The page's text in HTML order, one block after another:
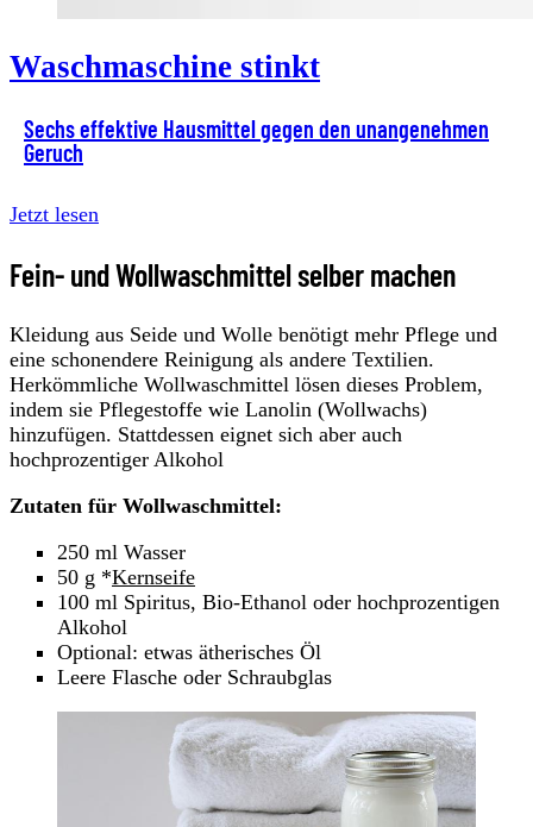
Waschmaschine stinkt
Sechs effektive Hausmittel gegen den unangenehmen
Geruch
Jetzt lesen
Fein- und Wollwaschmittel selber machen
Kleidung aus Seide und Wolle benötigt mehr Pflege und
eine schonendere Reinigung als andere Textilien.
Herkömmliche Wollwaschmittel lösen dieses Problem,
indem sie Pflegestoffe wie Lanolin (Wollwachs)
hinzufügen. Stattdessen eignet sich aber auch
hochprozentiger Alkohol
Zutaten für Wollwaschmittel:
250 ml Wasser
50 g *Kernseife
100 ml Spiritus, Bio-Ethanol oder hochprozentigen
Alkohol
Optional: etwas ätherisches Öl
Leere Flasche oder Schraubglas